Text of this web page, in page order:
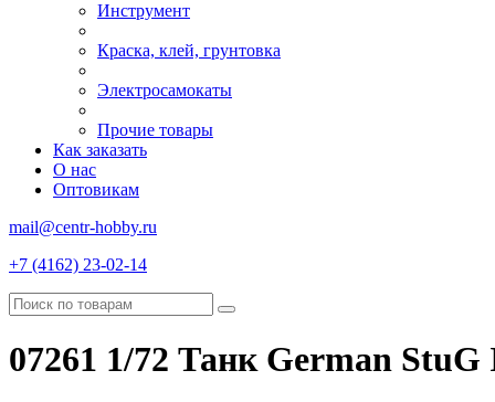
Инструмент
Краска, клей, грунтовка
Электросамокаты
Прочие товары
Как заказать
О нас
Оптовикам
mail@centr-hobby.ru
+7 (4162) 23-02-14
07261 1/72 Танк German StuG